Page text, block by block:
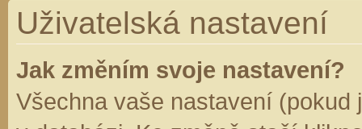
Uživatelská nastavení
Jak změním svoje nastavení?
Všechna vaše nastavení (pokud